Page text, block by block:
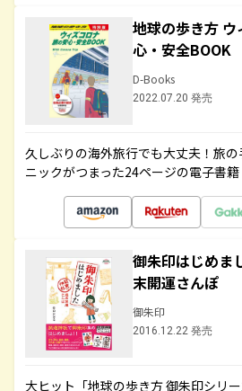
地球の歩き方
心・安全BOOK
D-Books
2022.07.20 発売
久しぶりの海外旅行でも大丈夫！旅
ニックがつまった24ページの電子書籍
御朱印はじめ
末開運さんぽ
御朱印
2016.12.22 発売
大ヒット「地球の歩き方 御朱印シリ